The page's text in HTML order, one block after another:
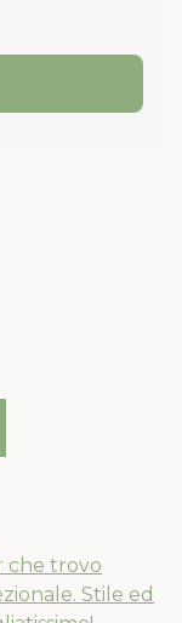
che trovo
Stile ed